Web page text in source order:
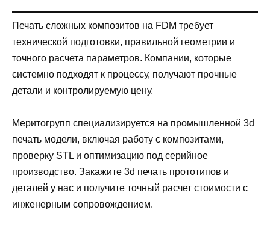
Печать сложных композитов на FDM требует
технической подготовки, правильной геометрии и
точного расчета параметров. Компании, которые
системно подходят к процессу, получают прочные
детали и контролируемую цену.
Меритогрупп специализируется на промышленной 3d
печать модели, включая работу с композитами,
проверку STL и оптимизацию под серийное
производство. Закажите 3d печать прототипов и
деталей у нас и получите точный расчет стоимости с
инженерным сопровождением.